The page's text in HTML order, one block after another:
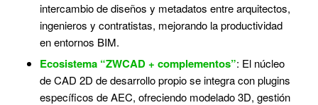
intercambio de diseños y metadatos entre arquitectos,
ingenieros y contratistas, mejorando la productividad
en entornos BIM.
Ecosistema “ZWCAD + complementos”: El núcleo
de CAD 2D de desarrollo propio se integra con plugins
específicos de AEC, ofreciendo modelado 3D, gestión